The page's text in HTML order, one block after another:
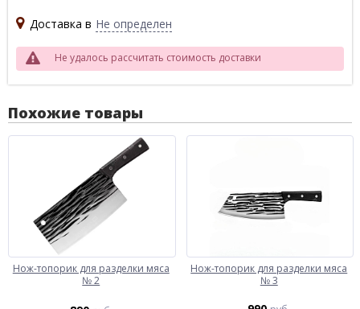
Доставка в Не определен
Не удалось рассчитать стоимость доставки
Похожие товары
Нож-топорик для разделки мяса
№ 2
Нож-топорик для разделки мяса
№ 3